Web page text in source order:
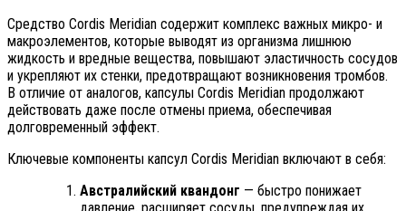
Средство Cordis Meridian содержит комплекс важных микро- и
макроэлементов, которые выводят из организма лишнюю
жидкость и вредные вещества, повышают эластичность сосудов
и укрепляют их стенки, предотвращают возникновения тромбов.
В отличие от аналогов, капсулы Cordis Meridian продолжают
действовать даже после отмены приема, обеспечивая
долговременный эффект.
Ключевые компоненты капсул Cordis Meridian включают в себя:
Австралийский квандонг — быстро понижает